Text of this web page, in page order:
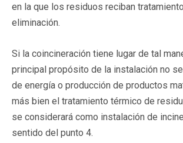
en la que los residuos reciban
eliminación.
Si la coincineración tiene lugar de tal
principal propósito de la instalación no
de energía o producción de productos
más bien el tratamiento térmico de
se considerará como instalación de
sentido del punto 4.